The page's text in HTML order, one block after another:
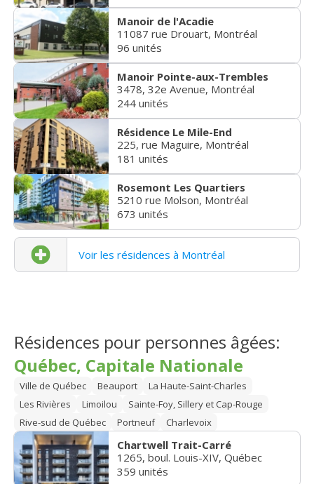
Manoir de l'Acadie
11087 rue Drouart, Montréal
96 unités
Manoir Pointe-aux-Trembles
3478, 32e Avenue, Montréal
244 unités
Résidence Le Mile-End
225, rue Maguire, Montréal
181 unités
Rosemont Les Quartiers
5210 rue Molson, Montréal
673 unités
Voir les résidences à Montréal
Résidences pour personnes âgées:
Québec, Capitale Nationale
Ville de Québec Beauport
La Haute-Saint-Charles
Les Rivières
Limoilou
Sainte-Foy, Sillery et Cap-Rouge
Rive-sud de Québec
Portneuf Charlevoix
Chartwell Trait-Carré
1265, boul. Louis-XIV, Québec
359 unités